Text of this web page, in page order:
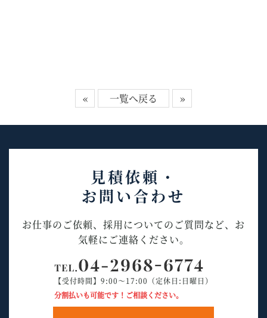
« 一覧へ戻る »
見積依頼・
お問い合わせ
お仕事のご依頼、採用についてのご質問など、お
気軽にご連絡ください。
【受付時間】9:00～17:00（定休日:日曜日）
分割払いも可能です！ご相談ください。